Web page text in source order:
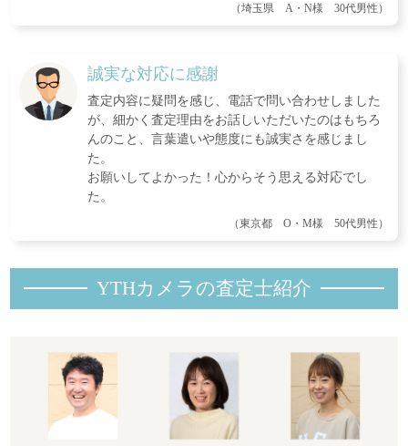
（埼玉県 A・N様 30代男性）
誠実な対応に感謝
査定内容に疑問を感じ、電話で問い合わせしました
が、細かく査定理由をお話しいただいたのはもちろ
んのこと、言葉遣いや態度にも誠実さを感じまし
た。
お願いしてよかった！心からそう思える対応でし
た。
（東京都 O・M様 50代男性）
YTHカメラの査定士紹介